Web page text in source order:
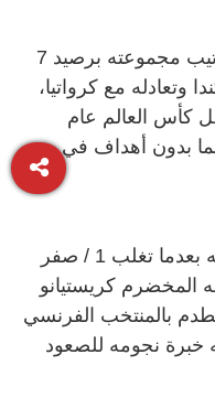
وتصدر منتخب المغرب جدول ترتيب مجموعته برصيد 7
وتعادله مع كرواتيا،
كأس العالم عام
بدون أهداف في
وواصل المنتخب المغربي مفاجآته بعدما تغلب 1 / صفر
المخضرم كريستيانو
بالمنتخب الفرنسي
خبرة نجومه للصعود